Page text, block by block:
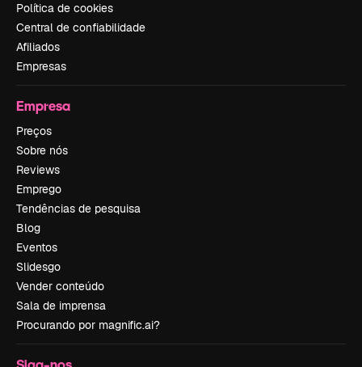
Política de cookies
Central de confiabilidade
Afiliados
Empresas
Empresa
Preços
Sobre nós
Reviews
Emprego
Tendências de pesquisa
Blog
Eventos
Slidesgo
Vender conteúdo
Sala de imprensa
Procurando por magnific.ai?